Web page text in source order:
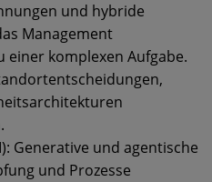
und hybride
Management
einer komplexen Aufgabe.
Generative und agentische
und Prozesse